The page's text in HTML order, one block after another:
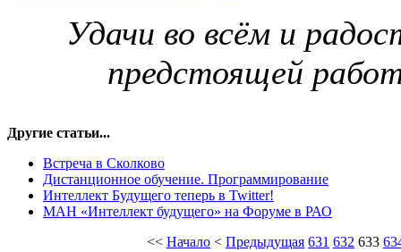
Удачи во всём и
предстоящей
Другие статьи...
Встреча в Сколково
Дистанционное обучение. Программирование
Интеллект Будущего теперь в Twitter!
МАН «Интеллект будущего» на Форуме в РАО
<< Начало < Предыдущая 631 632 633